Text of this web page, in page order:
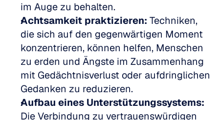
im Auge zu behalten.
Achtsamkeit praktizieren: Techniken,
die sich auf den gegenwärtigen Moment
konzentrieren, können helfen, Menschen
zu erden und Ängste im Zusammenhang
mit Gedächtnisverlust oder aufdringlichen
Gedanken zu reduzieren.
Aufbau eines Unterstützungssystems:
Die Verbindung zu vertrauenswürdigen